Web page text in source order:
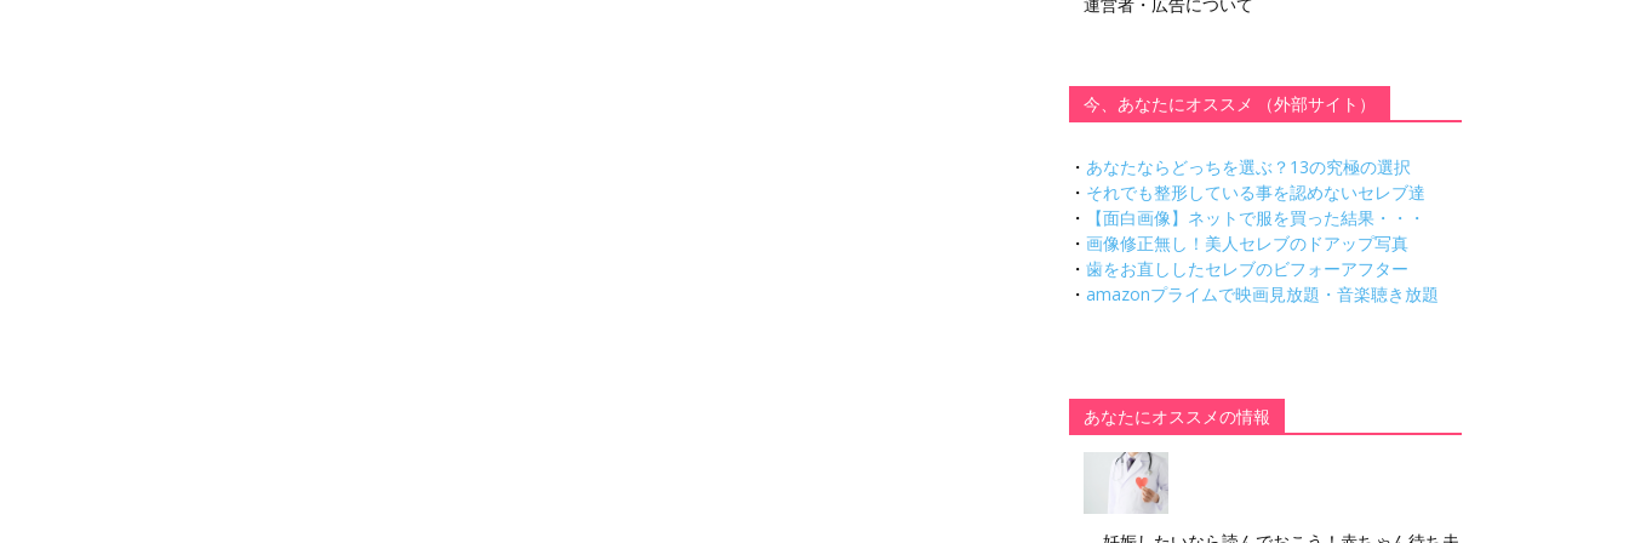
今、あなたにオススメ （外部サイト）
・ あなたならどっちを選ぶ？13の究極の選択
・ それでも整形している事を認めないセレブ達
・
【面白画像】ネットで服を買った結果・・・
・ 画像修正無し！美人セレブのドアップ写真
・ 歯をお直ししたセレブのビフォーアフター
・ amazonプライムで映画見放題・音楽聴き放題
あなたにオススメの情報